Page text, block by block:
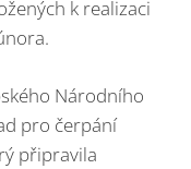
k realizaci
Národního
pro čerpání
připravila